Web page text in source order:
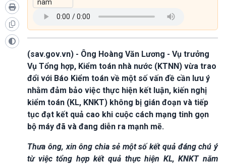
(sav.gov.vn) - Ông Hoàng Văn Lương - Vụ trưởng
Vụ Tổng hợp, Kiểm toán nhà nước (KTNN) vừa trao
đổi với Báo Kiểm toán về một số vấn đề cần lưu ý
nhằm đảm bảo việc thực hiện kết luận, kiến nghị
kiểm toán (KL, KNKT) không bị gián đoạn và tiếp
tục đạt kết quả cao khi cuộc cách mạng tinh gọn
bộ máy đã và đang diễn ra mạnh mẽ.
Thưa ông, xin ông chia sẻ một số kết quả đáng chú ý
từ việc tổng hợp kết quả thực hiện KL, KNKT năm